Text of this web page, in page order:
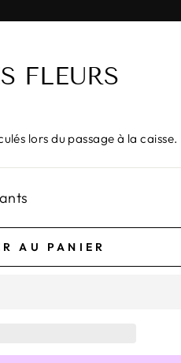
FLEURS
lors du passage à la caisse.
AU PANIER